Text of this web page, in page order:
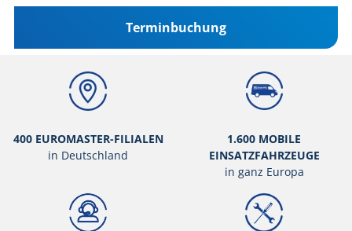
Terminbuchung
400 EUROMASTER-FILIALEN
in Deutschland
1.600 MOBILE
EINSATZFAHRZEUGE
in ganz Europa